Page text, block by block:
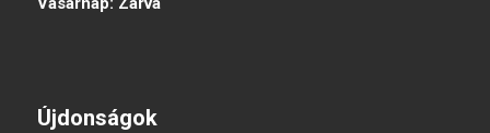
Újdonságok